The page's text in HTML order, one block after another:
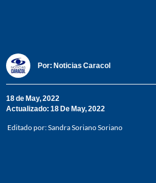
Por: Noticias Caracol
18 de May, 2022
Actualizado: 18 De May, 2022
Editado por:Sandra Soriano Soriano